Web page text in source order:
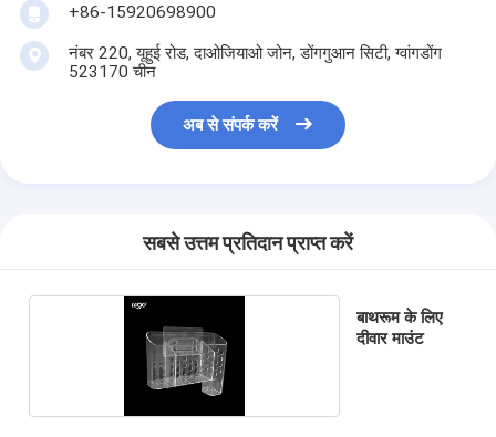
+86-15920698900
नंबर 220, यूहुई रोड, दाओजियाओ जोन, डोंगगुआन सिटी, ग्वांगडोंग
523170 चीन
अब से संपर्क करें
सबसे उत्तम प्रतिदान प्राप्त करें
बाथरूम के लिए
दीवार माउंट